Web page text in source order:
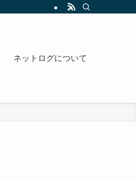
ネットログについて